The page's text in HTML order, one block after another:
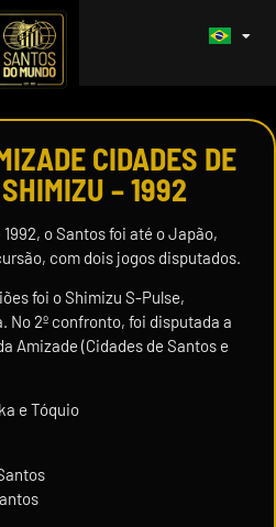
CIDADES DE
– 1992
o Santos foi até o Japão,
com dois jogos disputados.
foi o Shimizu S-Pulse,
2º confronto, foi disputada a
Amizade (Cidades de Santos e
e Tóquio